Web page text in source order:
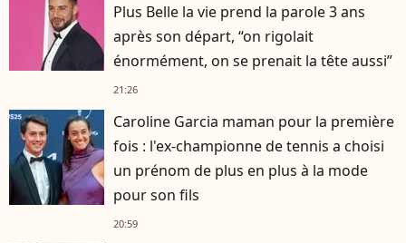
Plus Belle la vie prend la parole 3 ans
après son départ, “on rigolait
énormément, on se prenait la tête aussi”
21:26
Caroline Garcia maman pour la première
fois : l'ex-championne de tennis a choisi
un prénom de plus en plus à la mode
pour son fils
20:59